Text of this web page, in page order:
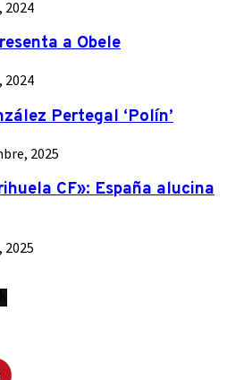
2024
a Obele
2024
Pertegal ‘Polín’
2025
CF»: España alucina
2025